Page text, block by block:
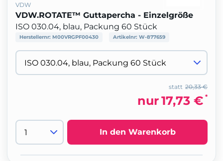
VDW
VDW.ROTATE™ Guttapercha - Einzelgröße
ISO 030.04, blau, Packung 60 Stück
Herstellernr: M00VRGPF00430 Artikelnr: W-877659
20,33 €
statt
nur17,73 € *
In den Warenkorb